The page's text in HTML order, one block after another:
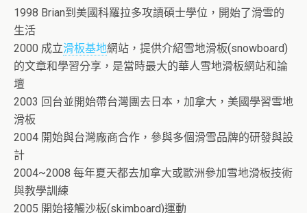
1998 Brian到美國科羅拉多攻讀碩士學位，開始了滑雪的
生活
2000 成立滑板基地網站，提供介紹雪地滑板(snowboard)
的文章和學習分享，是當時最大的華人雪地滑板網站和論
壇
2003 回台並開始帶台灣團去日本，加拿大，美國學習雪地
滑板
2004 開始與台灣廠商合作，參與多個滑雪品牌的研發與設
計
2004~2008 每年夏天都去加拿大或歐洲參加雪地滑板技術
與教學訓練
2005 開始接觸沙板(skimboard)運動